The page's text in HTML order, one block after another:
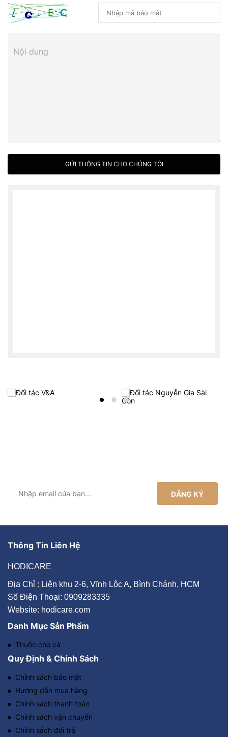
GỬI THÔNG TIN CHO CHÚNG TÔI
ĐĂNG KÝ
Thông Tin Liên Hệ
HODICARE
Địa Chỉ : Liên khu 2-6, Vĩnh Lộc A, Bình Chánh, HCM
Số Điện Thoại: 0909283335
Website: hodicare.com
Danh Mục Sản Phẩm
Thuốc cho cá
Quy Định & Chính Sách
Chính sách bảo mật
Hướng dẫn mua hàng
Chính sách thanh toán
Chính sách vận chuyển
Chính sách đổi trả